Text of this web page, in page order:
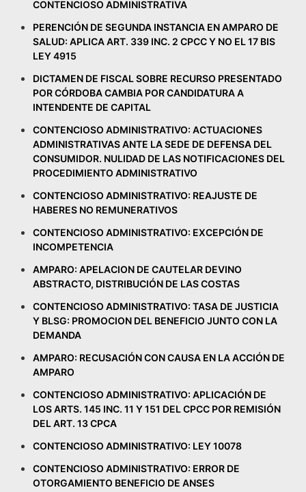
CONTENCIOSO ADMINISTRATIVA
PERENCIÓN DE SEGUNDA INSTANCIA EN AMPARO DE
SALUD: APLICA ART. 339 INC. 2 CPCC Y NO EL 17 BIS
LEY 4915
DICTAMEN DE FISCAL SOBRE RECURSO PRESENTADO
POR CÓRDOBA CAMBIA POR CANDIDATURA A
INTENDENTE DE CAPITAL
CONTENCIOSO ADMINISTRATIVO: ACTUACIONES
ADMINISTRATIVAS ANTE LA SEDE DE DEFENSA DEL
CONSUMIDOR. NULIDAD DE LAS NOTIFICACIONES DEL
PROCEDIMIENTO ADMINISTRATIVO
CONTENCIOSO ADMINISTRATIVO: REAJUSTE DE
HABERES NO REMUNERATIVOS
CONTENCIOSO ADMINISTRATIVO: EXCEPCIÓN DE
INCOMPETENCIA
AMPARO: APELACION DE CAUTELAR DEVINO
ABSTRACTO, DISTRIBUCIÓN DE LAS COSTAS
CONTENCIOSO ADMINISTRATIVO: TASA DE JUSTICIA
Y BLSG: PROMOCION DEL BENEFICIO JUNTO CON LA
DEMANDA
AMPARO: RECUSACIÓN CON CAUSA EN LA ACCIÓN DE
AMPARO
CONTENCIOSO ADMINISTRATIVO: APLICACIÓN DE
LOS ARTS. 145 INC. 11 Y 151 DEL CPCC POR REMISIÓN
DEL ART. 13 CPCA
CONTENCIOSO ADMINISTRATIVO: LEY 10078
CONTENCIOSO ADMINISTRATIVO: ERROR DE
OTORGAMIENTO BENEFICIO DE ANSES